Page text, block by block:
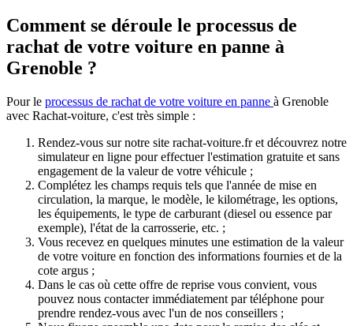
Comment se déroule le processus de
rachat de votre voiture en panne à
Grenoble ?
Pour le processus de rachat de votre voiture en panne à Grenoble
avec Rachat-voiture, c'est très simple :
Rendez-vous sur notre site rachat-voiture.fr et découvrez notre
simulateur en ligne pour effectuer l'estimation gratuite et sans
engagement de la valeur de votre véhicule ;
Complétez les champs requis tels que l'année de mise en
circulation, la marque, le modèle, le kilométrage, les options,
les équipements, le type de carburant (diesel ou essence par
exemple), l'état de la carrosserie, etc. ;
Vous recevez en quelques minutes une estimation de la valeur
de votre voiture en fonction des informations fournies et de la
cote argus ;
Dans le cas où cette offre de reprise vous convient, vous
pouvez nous contacter immédiatement par téléphone pour
prendre rendez-vous avec l'un de nos conseillers ;